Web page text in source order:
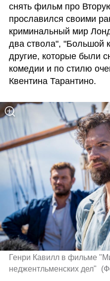
снять фильм про
прославился своими
криминальный мир
два ствола", "Большой
другие, которые были
комедии и по стилю
Квентина Тарантино.
Генри Кавилл в фильме
неджентльменских дел"
(